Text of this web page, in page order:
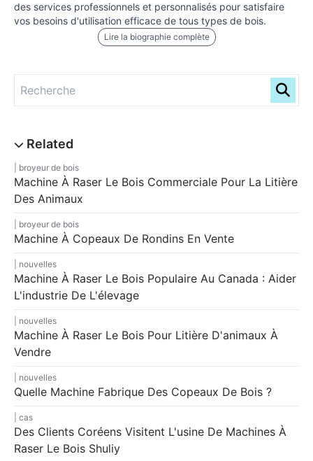
des services professionnels et personnalisés pour satisfaire
vos besoins d'utilisation efficace de tous types de bois.
Lire la biographie complète
broyeur de bois
Machine À Raser Le Bois Commerciale Pour La Litière
Des Animaux
broyeur de bois
Machine À Copeaux De Rondins En Vente
nouvelles
Machine À Raser Le Bois Populaire Au Canada : Aider
L'industrie De L'élevage
nouvelles
Machine À Raser Le Bois Pour Litière D'animaux À
Vendre
nouvelles
Quelle Machine Fabrique Des Copeaux De Bois ?
cas
Des Clients Coréens Visitent L'usine De Machines À
Raser Le Bois Shuliy